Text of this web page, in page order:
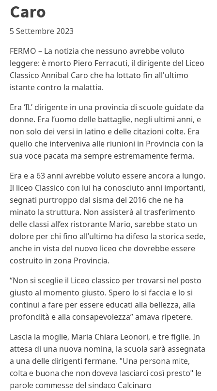
Caro
5 Settembre 2023
FERMO – La notizia che nessuno avrebbe voluto
leggere: è morto Piero Ferracuti, il dirigente del Liceo
Classico Annibal Caro che ha lottato fin all'ultimo
istante contro la malattia.
Era ‘IL’ dirigente in una provincia di scuole guidate da
donne. Era l’uomo delle battaglie, negli ultimi anni, e
non solo dei versi in latino e delle citazioni colte. Era
quello che interveniva alle riunioni in Provincia con la
sua voce pacata ma sempre estremamente ferma.
Era e a 63 anni avrebbe voluto essere ancora a lungo.
Il liceo Classico con lui ha conosciuto anni importanti,
segnati purtroppo dal sisma del 2016 che ne ha
minato la struttura. Non assisterà al trasferimento
delle classi all’ex ristorante Mario, sarebbe stato un
dolore per chi fino all’ultimo ha difeso la storica sede,
anche in vista del nuovo liceo che dovrebbe essere
costruito in zona Provincia.
“Non si sceglie il Liceo classico per trovarsi nel posto
giusto al momento giusto. Spero lo si faccia e lo si
continui a fare per essere educati alla bellezza, alla
profondità e alla consapevolezza” amava ripetere.
Lascia la moglie, Maria Chiara Leonori, e tre figlie. In
attesa di una nuova nomina, la scuola sarà assegnata
a una delle dirigenti fermane. "Una persona mite,
colta e buona che non doveva lasciarci così presto" le
parole commesse del sindaco Calcinaro